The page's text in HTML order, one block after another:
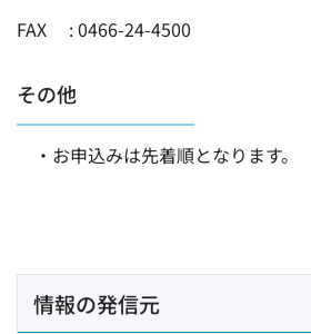
FAX : 0466-24-4500
その他
・お申込みは先着順となります。
情報の発信元